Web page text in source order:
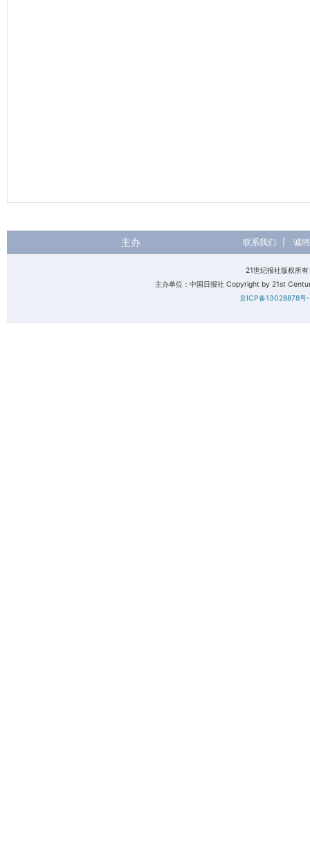
主办 联系我们 诚
21世纪报社版权所
主办单位：中国日报社 Copyright by 21st
京ICP备13028878号